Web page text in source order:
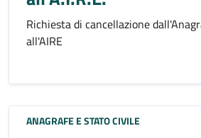
Richiesta di cancellazione
all'AIRE
ANAGRAFE E STATO CIVILE